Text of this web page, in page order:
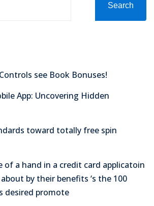
Search
see Book Bonuses!
App: Uncovering Hidden
toward totally free spin
of a hand in a credit card applicatoin
by their benefits ‘s the 100
desired promote